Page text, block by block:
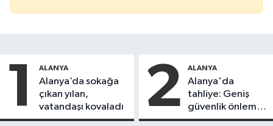
1 ALANYA
Alanya’da sokağa
çıkan yılan,
vatandaşı kovaladı
2 ALANYA
Alanya'da
tahliye: Geniş
güvenlik önlemi
alındı